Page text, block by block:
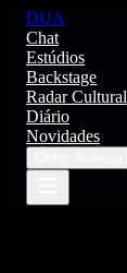
DUA
Chat
Estúdios
Backstage
Radar Cultural
Diário
Novidades